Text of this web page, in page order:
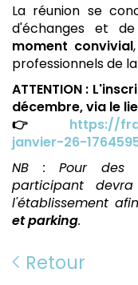
La réunion se
d'échanges et de
moment convivial
professionnels de
ATTENTION :
décembre, via le
👉 https://
janvier-26-
NB : Pour des
participant
l'établissement
et parking.
Retour